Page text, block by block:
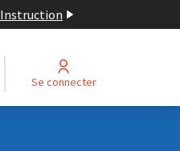
Instruction
Se connecter